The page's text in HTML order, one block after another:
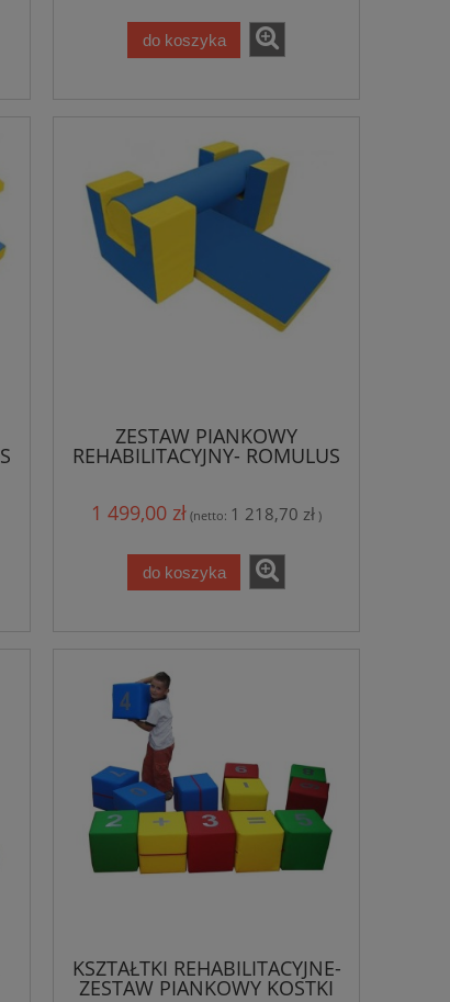
do koszyka
ZESTAW PIANKOWY
REHABILITACYJNY- ROMULUS
WALCODROM
1 499,00 zł (netto: 1 218,70 zł )
do koszyka
KSZTAŁTKI REHABILITACYJNE-
ZESTAW PIANKOWY KOSTKI